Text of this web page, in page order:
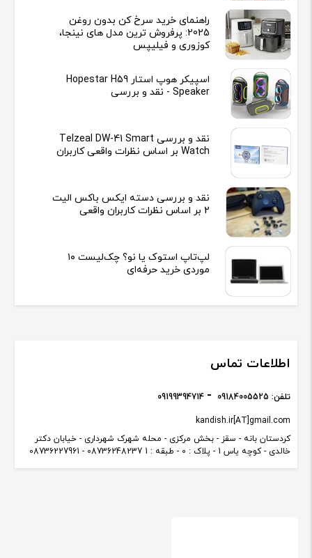
راهنمای خرید سرخ کن بدون روغن
2025: پرفروش ترین مدل های نینجا،
کوزوری و فیلیپس
اسپیکر هوپ استار Hopestar H59
Speaker - نقد و بررسی
نقد و بررسی Telzeal DW-41 Smart
Watch بر اساس نظرات واقعی کاربران
نقد و بررسی دسته ایکس باکس الیت
2 بر اساس نظرات کاربران واقعی
لپ‌تاپ استوک یا نو؟ چک‌لیست ۱۰
موردی خرید حرفه‌ای
اطلاعات تماس
کردستان بانه - سقز - بخش مرکزی - محله شهرک شهرداری - خیابان دکتر
خالدی - کوچه یاس 1 - پلاک : 0 - طبقه : 1 08736248237 - 08736227961
kandish.ir[AT]gmail.com
تلفن: 09184005525
09199394714